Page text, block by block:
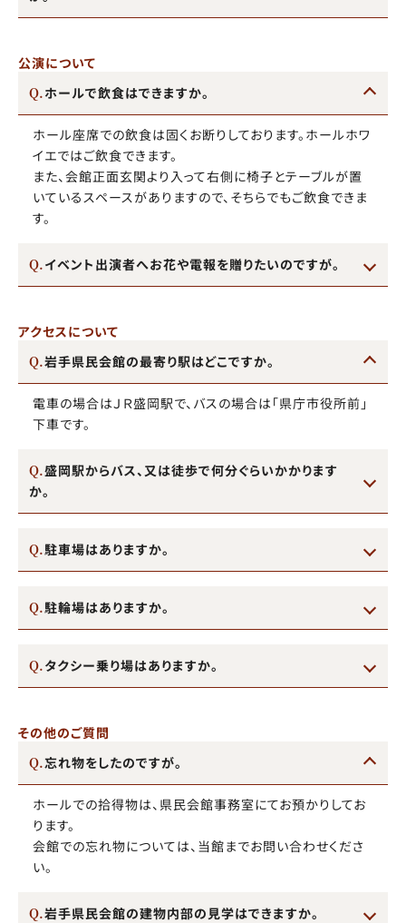
公演について
ホールで飲食はできますか。
ホール座席での飲食は固くお断りしております。ホールホワ
イエではご飲食できます。
また、会館正面玄関より入って右側に椅子とテーブルが置
いているスペースがありますので、そちらでもご飲食できま
す。
イベント出演者へお花や電報を贈りたいのですが。
アクセスについて
岩手県民会館の最寄り駅はどこですか。
電車の場合はＪＲ盛岡駅で、バスの場合は「県庁市役所前」
下車です。
盛岡駅からバス、又は徒歩で何分ぐらいかかります
か。
駐車場はありますか。
駐輪場はありますか。
タクシー乗り場はありますか。
その他のご質問
忘れ物をしたのですが。
ホールでの拾得物は、県民会館事務室にてお預かりしてお
ります。
会館での忘れ物については、当館までお問い合わせくださ
い。
岩手県民会館の建物内部の見学はできますか。